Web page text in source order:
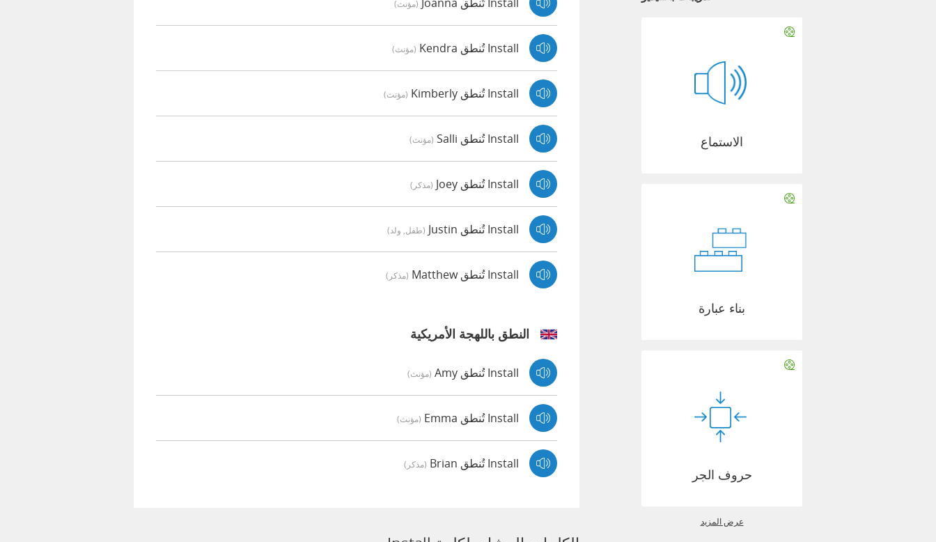
(مؤنث)
Install تُنطق Kendra (مؤنث)
Install تُنطق Kimberly (مؤنث)
Install تُنطق Salli (مؤنث)
Install تُنطق Joey (مذكر)
Install تُنطق Justin (طفل, ولد)
Install تُنطق Matthew (مذكر)
النطق باللهجة الأمريكية
Install تُنطق Amy (مؤنث)
Install تُنطق Emma (مؤنث)
Install تُنطق Brian (مذكر)
الاستماع
بناء عبارة
حروف الجر
عرض المزيد